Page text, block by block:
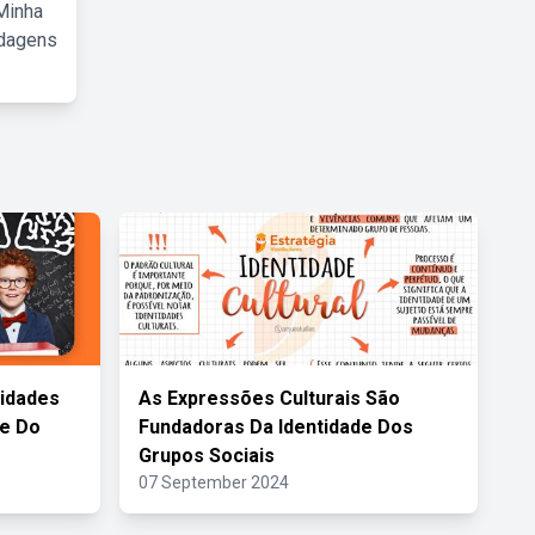
Do
As Expressões Culturais São
Fundadoras Da Identidade Dos
Grupos Sociais
07 September 2024